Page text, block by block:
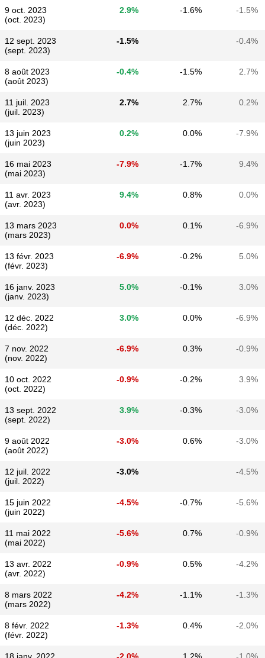
9 oct. 2023
(oct. 2023)
2.9% -1.6% -1.5%
12 sept. 2023
(sept. 2023)
-1.5% -0.4%
8 août 2023
(août 2023)
-0.4% -1.5% 2.7%
11 juil. 2023
(juil. 2023)
2.7% 2.7% 0.2%
13 juin 2023
(juin 2023)
0.2% 0.0% -7.9%
16 mai 2023
(mai 2023)
-7.9% -1.7% 9.4%
11 avr. 2023
(avr. 2023)
9.4% 0.8% 0.0%
13 mars 2023
(mars 2023)
0.0% 0.1% -6.9%
13 févr. 2023
(févr. 2023)
-6.9% -0.2% 5.0%
16 janv. 2023
(janv. 2023)
5.0% -0.1% 3.0%
12 déc. 2022
(déc. 2022)
3.0% 0.0% -6.9%
7 nov. 2022
(nov. 2022)
-6.9% 0.3% -0.9%
10 oct. 2022
(oct. 2022)
-0.9% -0.2% 3.9%
13 sept. 2022
(sept. 2022)
3.9% -0.3% -3.0%
9 août 2022
(août 2022)
-3.0% 0.6% -3.0%
12 juil. 2022
(juil. 2022)
-3.0% -4.5%
15 juin 2022
(juin 2022)
-4.5% -0.7% -5.6%
11 mai 2022
(mai 2022)
-5.6% 0.7% -0.9%
13 avr. 2022
(avr. 2022)
-0.9% 0.5% -4.2%
8 mars 2022
(mars 2022)
-4.2% -1.1% -1.3%
8 févr. 2022
(févr. 2022)
-1.3% 0.4% -2.0%